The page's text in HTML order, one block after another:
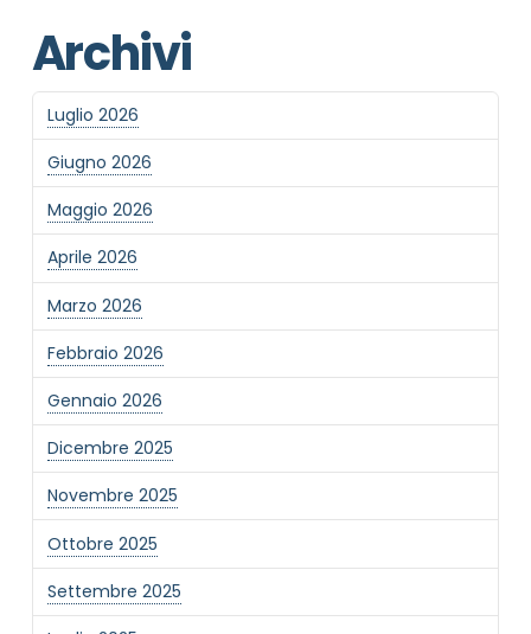
Archivi
Luglio 2026
Giugno 2026
Maggio 2026
Aprile 2026
Marzo 2026
Febbraio 2026
Gennaio 2026
Dicembre 2025
Novembre 2025
Ottobre 2025
Settembre 2025